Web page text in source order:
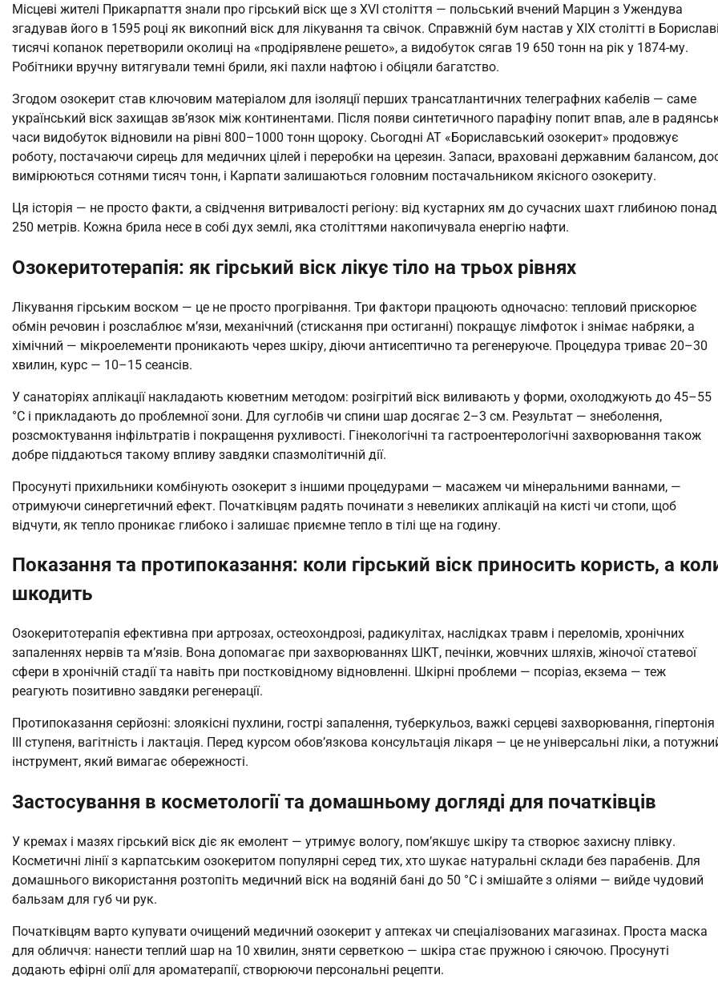
Місцеві жителі Прикарпаття знали про гірський віск ще з XVI століття — польський вчений Марцин з Ужендува
згадував його в 1595 році як викопний віск для лікування та свічок. Справжній бум настав у XIX столітті в
тисячі копанок перетворили околиці на «продірявлене решето», а видобуток сягав 19 650 тонн на рік у 1874-му.
Робітники вручну витягували темні брили, які пахли нафтою і обіцяли багатство.
Згодом озокерит став ключовим матеріалом для ізоляції перших трансатлантичних телеграфних кабелів — саме
український віск захищав зв’язок між континентами. Після появи синтетичного парафіну попит впав, але в
часи видобуток відновили на рівні 800–1000 тонн щороку. Сьогодні АТ «Бориславський озокерит» продовжує
роботу, постачаючи сирець для медичних цілей і переробки на церезин. Запаси, враховані державним балансом,
вимірюються сотнями тисяч тонн, і Карпати залишаються головним постачальником якісного озокериту.
Ця історія — не просто факти, а свідчення витривалості регіону: від кустарних ям до сучасних шахт глибиною понад
250 метрів. Кожна брила несе в собі дух землі, яка століттями накопичувала енергію нафти.
Озокеритотерапія: як гірський віск лікує тіло на трьох рівнях
Лікування гірським воском — це не просто прогрівання. Три фактори працюють одночасно: тепловий прискорює
обмін речовин і розслаблює м’язи, механічний (стискання при остиганні) покращує лімфоток і знімає набряки, а
хімічний — мікроелементи проникають через шкіру, діючи антисептично та регенеруюче. Процедура триває 20–30
хвилин, курс — 10–15 сеансів.
У санаторіях аплікації накладають кюветним методом: розігрітий віск виливають у форми, охолоджують до 45–55
°C і прикладають до проблемної зони. Для суглобів чи спини шар досягає 2–3 см. Результат — знеболення,
розсмоктування інфільтратів і покращення рухливості. Гінекологічні та гастроентерологічні захворювання також
добре піддаються такому впливу завдяки спазмолітичній дії.
Просунуті прихильники комбінують озокерит з іншими процедурами — масажем чи мінеральними ваннами, —
отримуючи синергетичний ефект. Початківцям радять починати з невеликих аплікацій на кисті чи стопи, щоб
відчути, як тепло проникає глибоко і залишає приємне тепло в тілі ще на годину.
Показання та протипоказання: коли гірський віск приносить користь, а
шкодить
Озокеритотерапія ефективна при артрозах, остеохондрозі, радикулітах, наслідках травм і переломів, хронічних
запаленнях нервів та м’язів. Вона допомагає при захворюваннях ШКТ, печінки, жовчних шляхів, жіночої статевої
сфери в хронічній стадії та навіть при постковідному відновленні. Шкірні проблеми — псоріаз, екзема — теж
реагують позитивно завдяки регенерації.
Протипоказання серйозні: злоякісні пухлини, гострі запалення, туберкульоз, важкі серцеві захворювання, гіпертонія
III ступеня, вагітність і лактація. Перед курсом обов’язкова консультація лікаря — це не універсальні ліки, а
інструмент, який вимагає обережності.
Застосування в косметології та домашньому догляді для початківців
У кремах і мазях гірський віск діє як емолент — утримує вологу, пом’якшує шкіру та створює захисну плівку.
Косметичні лінії з карпатським озокеритом популярні серед тих, хто шукає натуральні склади без парабенів. Для
домашнього використання розтопіть медичний віск на водяній бані до 50 °C і змішайте з оліями — вийде чудовий
бальзам для губ чи рук.
Початківцям варто купувати очищений медичний озокерит у аптеках чи спеціалізованих магазинах. Проста маска
для обличчя: нанести теплий шар на 10 хвилин, зняти серветкою — шкіра стає пружною і сяючою. Просунуті
додають ефірні олії для ароматерапії, створюючи персональні рецепти.